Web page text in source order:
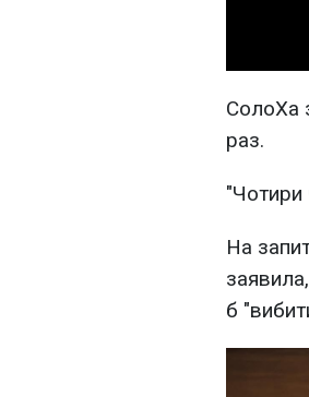
СолоХа
раз.
"Чотири
На
б